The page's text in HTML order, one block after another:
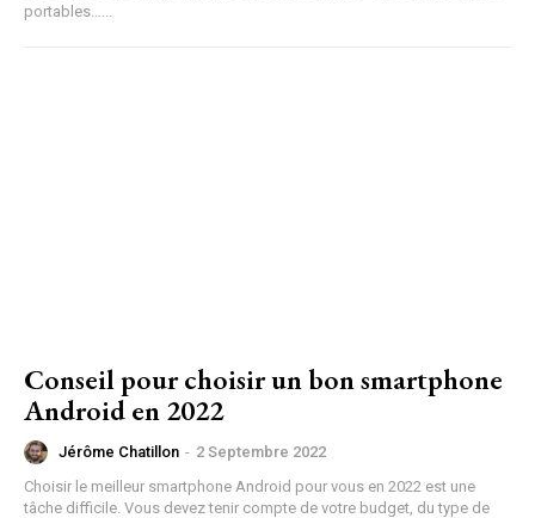
portables…...
Conseil pour choisir un bon smartphone
Android en 2022
Jérôme Chatillon - 2 Septembre 2022
Choisir le meilleur smartphone Android pour vous en 2022 est une
tâche difficile. Vous devez tenir compte de votre budget, du type de